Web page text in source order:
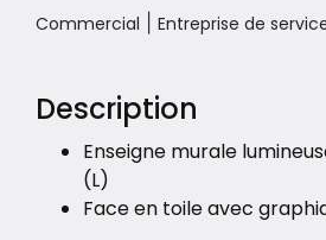
Commercial Entreprise de
Description
Enseigne murale
(L)
Face en toile avec